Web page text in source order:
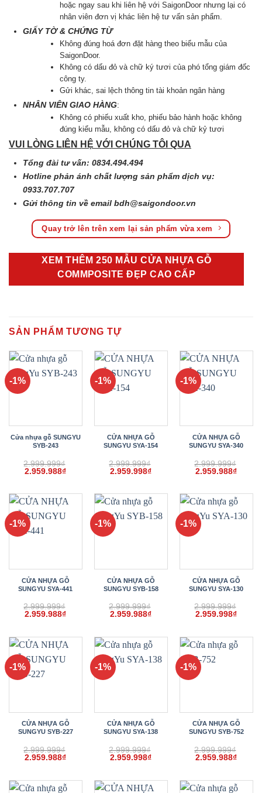
hoặc ngay sau khi liên hệ với SaigonDoor nhưng lại có
nhân viên đơn vị khác liên hệ tư vấn sản phẩm.
GIẤY TỜ & CHỨNG TỪ
Không đúng hoá đơn đặt hàng theo biểu mẫu của
SaigonDoor.
Không có dấu đỏ và chữ ký tươi của phó tổng giám đốc
công ty.
Gửi khác, sai lệch thông tin tài khoản ngân hàng
NHÂN VIÊN GIAO HÀNG:
Không có phiếu xuất kho, phiếu bảo hành hoặc không
đúng kiểu mẫu, không có dấu đỏ và chữ kỷ tươi
VUI LÒNG LIÊN HỆ VỚI CHÚNG TÔI QUA
Tổng đài tư vấn: 0834.494.494
Hotline phản ánh chất lượng sản phẩm dịch vụ:
0933.707.707
Gửi thông tin về emailbdh@saigondoor.vn
Quay trở lên trên xem lại sản phẩm vừa xem
XEM THÊM 250 MẪU CỬA NHỰA GỖ
COMMPOSITE ĐẸP CAO CẤP
SẢN PHẨM TƯƠNG TỰ
-1%
Cửa nhựa gỗ SUNGYU
SYB-243
2.999.999₫
Giá
2.999.999₫.
2.959.988₫Giá
là:
2.959.988₫.
-1%
CỬA NHỰA GỖ
SUNGYU SYA-154
2.999.999₫
Giá
2.999.999₫.
2.959.998₫Giá
là:
2.959.998₫.
-1%
CỬA NHỰA GỖ
SUNGYU SYA-340
2.999.999₫
Giá
2.999.999₫.
2.959.988₫Giá
là:
-1%
CỬA NHỰA GỖ
SUNGYU SYA-441
2.999.999₫
Giá
2.999.999₫.
2.959.988₫Giá
là:
2.959.988₫.
-1%
CỬA NHỰA GỖ
SUNGYU SYB-158
2.999.999₫
Giá
2.999.999₫.
2.959.988₫Giá
là:
2.959.988₫.
-1%
CỬA NHỰA GỖ
SUNGYU SYA-130
2.999.999₫
Giá
2.999.999₫.
2.959.998₫Giá
là:
-1%
CỬA NHỰA GỖ
SUNGYU SYB-227
2.999.999₫
Giá
2.999.999₫.
2.959.988₫Giá
là:
2.959.988₫.
-1%
CỬA NHỰA GỖ
SUNGYU SYA-138
2.999.999₫
Giá
2.999.999₫.
2.959.998₫Giá
là:
2.959.998₫.
-1%
CỬA NHỰA GỖ
SUNGYU SYB-752
2.999.999₫
Giá
2.999.999₫.
2.959.988₫Giá
là: